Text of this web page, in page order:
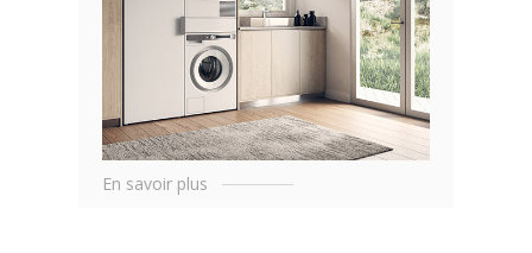
En savoir plus